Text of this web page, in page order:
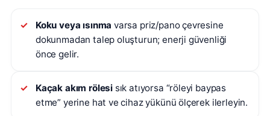
Koku veya ısınma varsa priz/pano çevresine
dokunmadan talep oluşturun; enerji güvenliği
önce gelir.
Kaçak akım rölesi sık atıyorsa “röleyi baypas
etme” yerine hat ve cihaz yükünü ölçerek ilerleyin.